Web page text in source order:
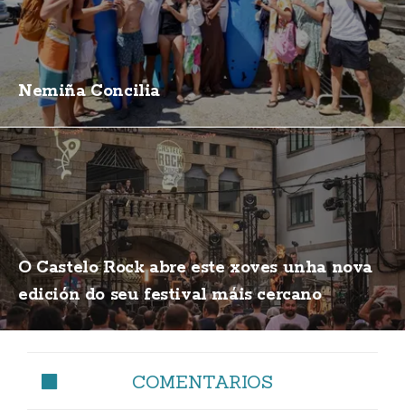
Nemiña Concilia
O Castelo Rock abre este xoves unha nova
edición do seu festival máis cercano
COMENTARIOS